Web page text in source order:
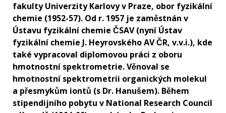
fakulty Univerzity Karlovy v Praze, obor fyzikální
chemie (1952-57). Od r. 1957 je zaměstnán v
Ústavu fyzikální chemie ČSAV (nyní Ústav
fyzikální chemie J. Heyrovského AV ČR, v.v.i.), kde
také vypracoval diplomovou práci z oboru
hmotnostní spektrometrie. Věnoval se
hmotnostní spektrometrii organických molekul
a přesmykům iontů (s Dr. Hanušem). Během
stipendijního pobytu v National Research Council